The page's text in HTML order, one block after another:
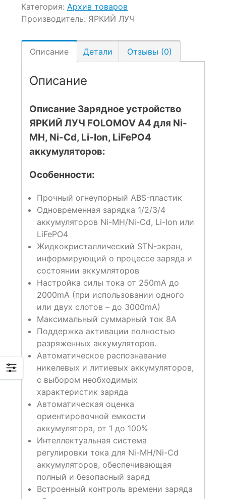
Категория: Архив товаров
Производитель: ЯРКИЙ ЛУЧ
Описание Детали Отзывы (0)
Описание
Описание Зарядное устройство
ЯРКИЙ ЛУЧ FOLOMOV A4 для Ni-
MH, Ni-Cd, Li-Ion, LiFePO4
аккумуляторов:
Особенности:
Прочный огнеупорный ABS-пластик
Одновременная зарядка 1/2/3/4
аккумуляторов Ni-MH/Ni-Cd, Li-Ion или
LiFePO4
Жидкокристаллический STN-экран,
информирующий о процессе заряда и
состоянии аккумляторов
Настройка силы тока от 250mA до
2000mA (при использовании одного
или двух слотов – до 3000mA)
Максимальный суммарный ток 8А
Поддержка активации полностью
разряженных аккумуляторов.
Автоматическое распознавание
никелевых и литиевых аккумуляторов,
с выбором необходимых
характеристик заряда
Автоматическая оценка
ориентировочной емкости
аккумулятора, от 1 до 100%
Интеллектуальная система
регулировки тока для Ni-MH/Ni-Cd
аккумуляторов, обеспечивающая
полный и безопасный заряд
Встроенный контроль времени заряда